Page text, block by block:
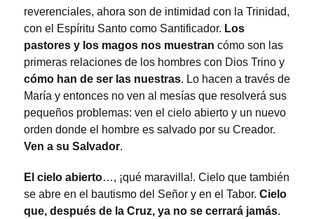
reverenciales, ahora son de intimidad con la Trinidad,
con el Espíritu Santo como Santificador. Los
pastores y los magos nos muestran cómo son las
primeras relaciones de los hombres con Dios Trino y
cómo han de ser las nuestras. Lo hacen a través de
María y entonces no ven al mesías que resolverá sus
pequeños problemas: ven el cielo abierto y un nuevo
orden donde el hombre es salvado por su Creador.
Ven a su Salvador.
El cielo abierto…, ¡qué maravilla!. Cielo que también
se abre en el bautismo del Señor y en el Tabor. Cielo
que, después de la Cruz, ya no se cerrará jamás.